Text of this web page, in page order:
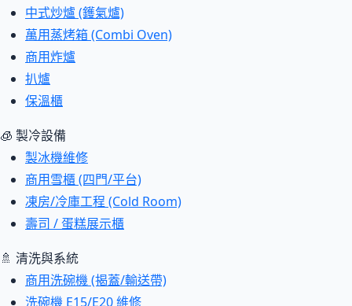
中式炒爐 (鑊氣爐)
萬用蒸烤箱 (Combi Oven)
商用炸爐
扒爐
保溫櫃
🧊 製冷設備
製冰機維修
商用雪櫃 (四門/平台)
凍房/冷庫工程 (Cold Room)
壽司 / 蛋糕展示櫃
🚿 清洗與系統
商用洗碗機 (揭蓋/輸送帶)
洗碗機 E15/E20 維修